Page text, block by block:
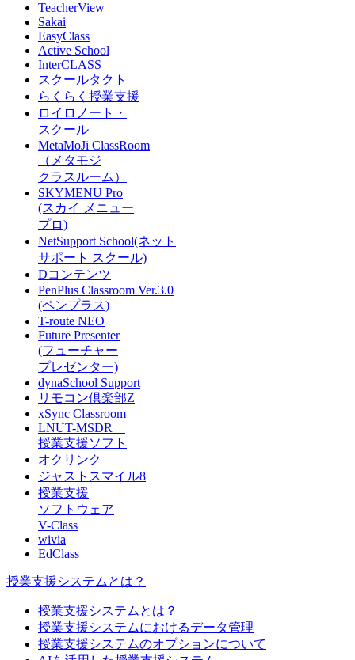
TeacherView
Sakai
EasyClass
Active School
InterCLASS
スクールタクト
らくらく授業支援
ロイロノート・
スクール
MetaMoJi ClassRoom
（メタモジ
クラスルーム）
SKYMENU Pro
(スカイ メニュー
プロ)
NetSupport School(ネット
サポート スクール)
Dコンテンツ
PenPlus Classroom Ver.3.0
(ペンプラス)
T-route NEO
Future Presenter
(フューチャー
プレゼンター)
dynaSchool Support
リモコン倶楽部Z
xSync Classroom
LNUT-MSDR
授業支援ソフト
オクリンク
ジャストスマイル8
授業支援
ソフトウェア
V-Class
wivia
EdClass
授業支援システムとは？
授業支援システムとは？
授業支援システムにおけるデータ管理
授業支援システムのオプションについて